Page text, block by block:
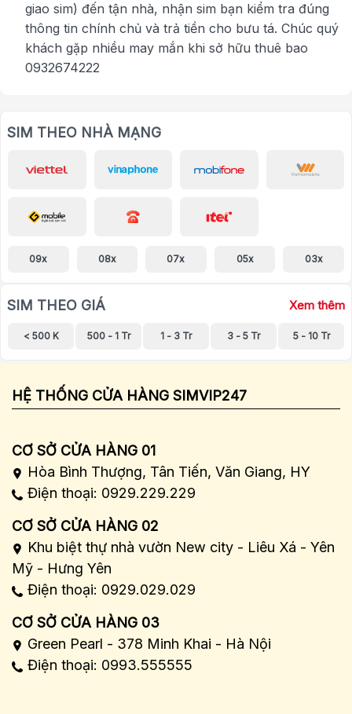
giao sim) đến tận nhà, nhận sim bạn kiểm tra đúng
thông tin chính chủ và trả tiền cho bưu tá. Chúc quý
khách gặp nhiều may mắn khi sở hữu thuê bao
0932674222
SIM THEO NHÀ MẠNG
09x 08x 07x 05x 03x
SIM THEO GIÁ Xem thêm
< 500 K 500 - 1 Tr 1 - 3 Tr 3 - 5 Tr 5 - 10 Tr
HỆ THỐNG CỬA HÀNG SIMVIP247
CƠ SỞ CỬA HÀNG 01
Hòa Bình Thượng, Tân Tiến, Văn Giang, HY
Điện thoại: 0929.229.229
CƠ SỞ CỬA HÀNG 02
Khu biệt thự nhà vườn New city - Liêu Xá - Yên
Mỹ - Hưng Yên
Điện thoại: 0929.029.029
CƠ SỞ CỬA HÀNG 03
Green Pearl - 378 Minh Khai - Hà Nội
Điện thoại: 0993.555555